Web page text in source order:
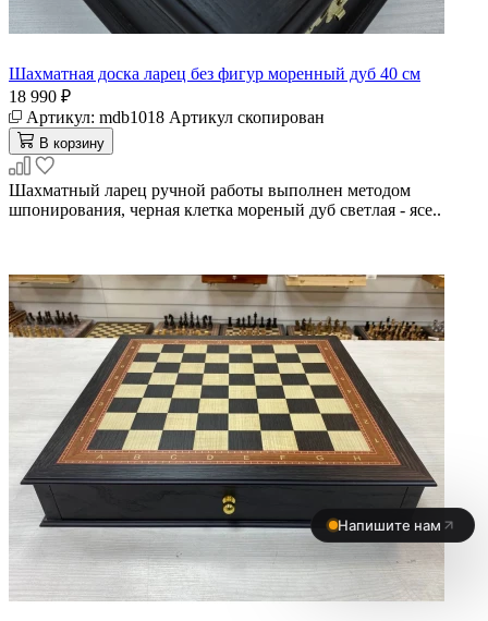
Шахматная доска ларец без фигур моренный дуб 40 см
18 990 ₽
Артикул: mdb1018 Артикул скопирован
В корзину
Шахматный ларец ручной работы выполнен методом
шпонирования, черная клетка мореный дуб светлая - ясе..